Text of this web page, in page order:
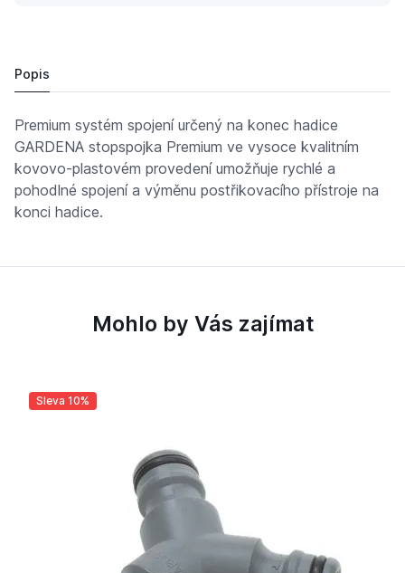
Popis
Premium systém spojení určený na konec hadice
GARDENA stopspojka Premium ve vysoce kvalitním
kovovo-plastovém provedení umožňuje rychlé a
pohodlné spojení a výměnu postřikovacího přístroje na
konci hadice.
Mohlo by Vás zajímat
Sleva 10%